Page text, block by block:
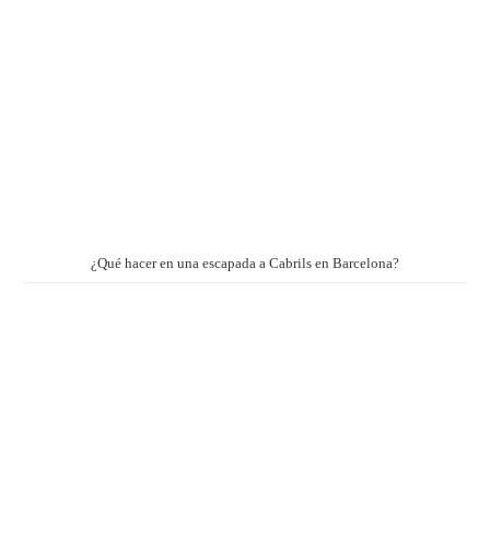
¿Qué hacer en una escapada a Cabrils en Barcelona?